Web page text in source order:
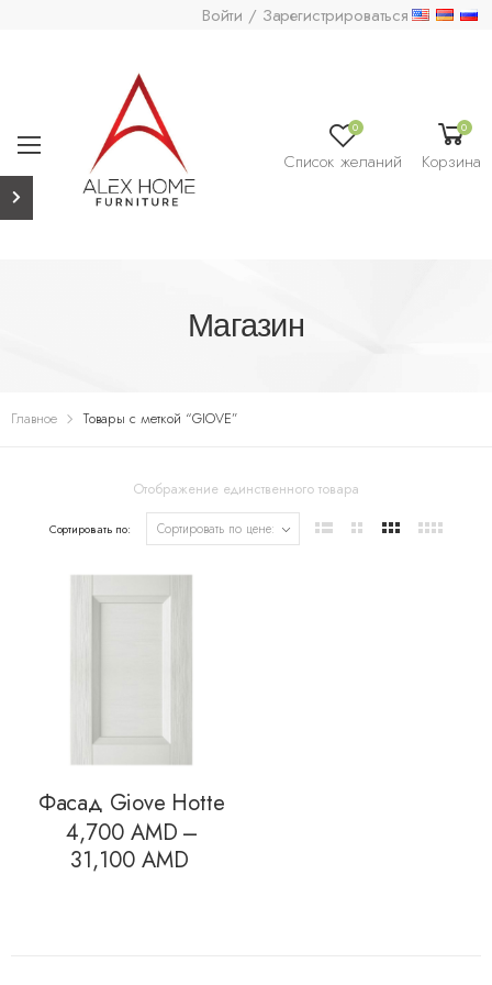
Войти / Зарегистрироваться
0
Список желаний
0
Корзина
Магазин
Главное Товары с меткой “GIOVE”
Отображение единственного товара
Сортировать по:
Фасад Giove Hotte
4,700 AMD –
31,100 AMD
Диапазон
цен: